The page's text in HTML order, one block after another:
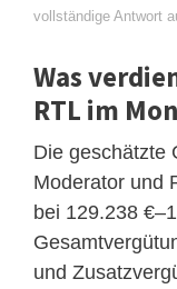
vollständige Antwort
Was
RTL im
Die geschätzte
Moderator und
bei 129.238
und